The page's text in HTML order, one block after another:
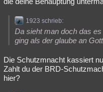
1923 schrieb:
Da sieht man doch das
ging als der glaube an Gott
Die Schutzmnacht kassiert
Zahlt du der BRD-
hier?